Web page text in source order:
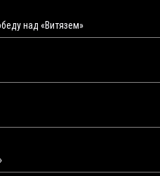
над «Витязем»